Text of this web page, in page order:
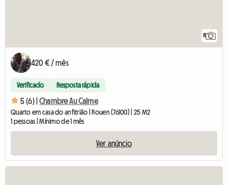
8
420 € / mês
Verificado Resposta rápida
5 (6) | Chambre Au Calme
Quarto em casa do anfitrião | Rouen (76100) | 25 M2
1 pessoas | Mínimo de 1 mês
Ver anúncio